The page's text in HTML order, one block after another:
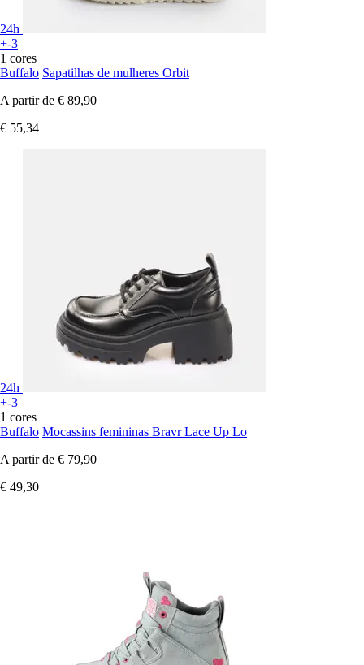
24h
+-3
1 cores
Buffalo Sapatilhas de mulheres Orbit
A partir de € 89,90
€ 55,34
24h
+-3
1 cores
Buffalo Mocassins femininas Bravr Lace Up Lo
A partir de € 79,90
€ 49,30